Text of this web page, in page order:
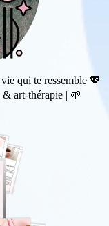
qui te ressemble 💖
art-thérapie | 🌱